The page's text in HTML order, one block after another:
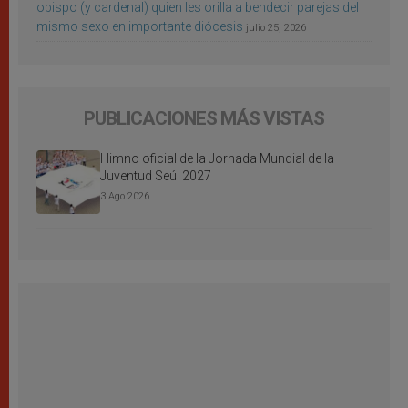
obispo (y cardenal) quien les orilla a bendecir parejas del
mismo sexo en importante diócesis julio 25, 2026
PUBLICACIONES MÁS VISTAS
Himno oficial de la Jornada Mundial de la
Juventud Seúl 2027
3 Ago 2026